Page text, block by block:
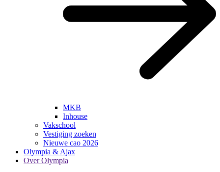
MKB
Inhouse
Vakschool
Vestiging zoeken
Nieuwe cao 2026
Olympia & Ajax
Over Olympia